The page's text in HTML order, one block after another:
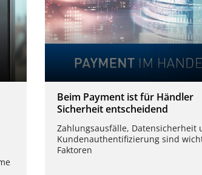
Beim Payment ist für Händler
Sicherheit entscheidend
Zahlungsausfälle, Datensicherheit
Kundenauthentifizierung sind
Faktoren